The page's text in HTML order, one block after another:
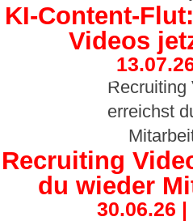
KI-Content-
Videos
Recruiting
du wieder
30.06.26